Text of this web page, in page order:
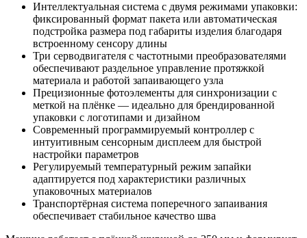
Интеллектуальная система с двумя режимами упаковки:
фиксированный формат пакета или автоматическая
подстройка размера под габариты изделия благодаря
встроенному сенсору длины
Три серводвигателя с частотными преобразователями
обеспечивают раздельное управление протяжкой
материала и работой запаивающего узла
Прецизионные фотоэлементы для синхронизации с
меткой на плёнке — идеально для брендированной
упаковки с логотипами и дизайном
Современный программируемый контроллер с
интуитивным сенсорным дисплеем для быстрой
настройки параметров
Регулируемый температурный режим запайки
адаптируется под характеристики различных
упаковочных материалов
Транспортёрная система поперечного запаивания
обеспечивает стабильное качество шва